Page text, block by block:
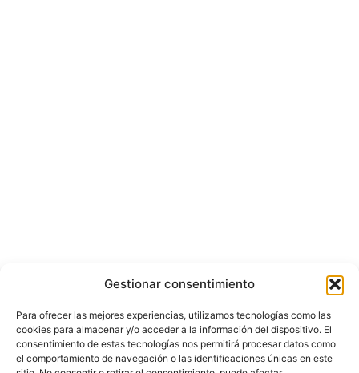
Gestionar consentimiento
Para ofrecer las mejores experiencias, utilizamos tecnologías como las
cookies para almacenar y/o acceder a la información del dispositivo. El
consentimiento de estas tecnologías nos permitirá procesar datos como
el comportamiento de navegación o las identificaciones únicas en este